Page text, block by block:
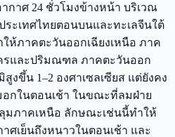
กาศ 24 ชั่วโมงข้างหน้า บริเวณ
ะเทศไทยตอนบนและทะเลจีนใต้
ห้ภาคตะวันออกเฉียงเหนือ ภาค
รและปริมณฑล ภาคตะวันออก
ขึ้น 1–2 องศาเซลเซียส แต่ยังคง
กในตอนเช้า ในขณะที่ลมฝ่าย
มภาคเหนือ ลักษณะเช่นนี้ทำให้
ศเย็นถึงหนาวในตอนเช้า และ